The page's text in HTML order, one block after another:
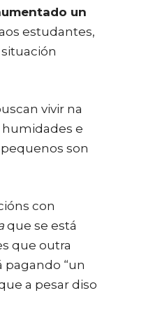
un
estudantes,
vivir na
humidades e
son
con
que se está
que outra
pagando “un
a pesar diso